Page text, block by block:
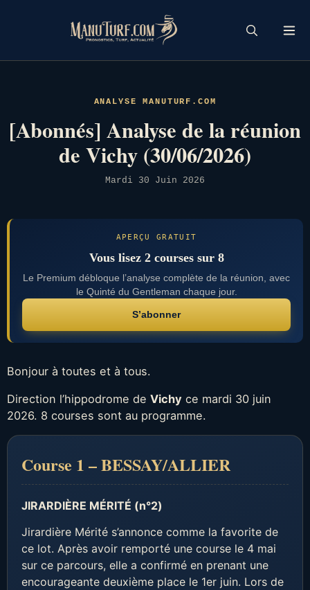
ANALYSE MANUTURF.COM
[Abonnés] Analyse de la réunion
de Vichy (30/06/2026)
Mardi 30 Juin 2026
APERÇU GRATUIT
Vous lisez 2 courses sur 8
Le Premium débloque l’analyse complète de la réunion, avec
le Quinté du Gentleman chaque jour.
S’abonner
Bonjour à toutes et à tous.
Direction l’hippodrome de Vichy ce mardi 30 juin
2026. 8 courses sont au programme.
Course 1 – BESSAY/ALLIER
JIRARDIÈRE MÉRITÉ (n°2)
Jirardière Mérité s’annonce comme la favorite de
ce lot. Après avoir remporté une course le 4 mai
sur ce parcours, elle a confirmé en prenant une
encourageante deuxième place le 1er juin. Lors de